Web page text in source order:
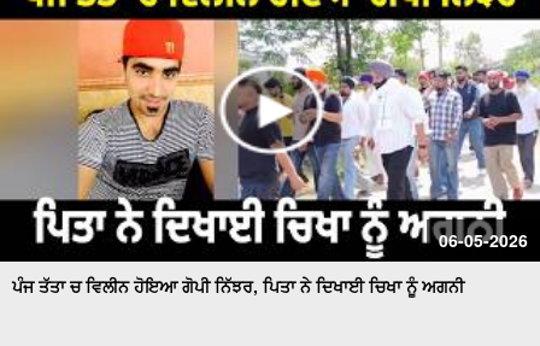
06-05-2026
ਪੰਜ ਤੱਤਾ ਚ ਵਿਲੀਨ ਹੋਇਆ ਗੋਪੀ ਨਿੱਝਰ, ਪਿਤਾ ਨੇ ਦਿਖਾਈ ਚਿਖਾ ਨੂੰ ਅਗਨੀ